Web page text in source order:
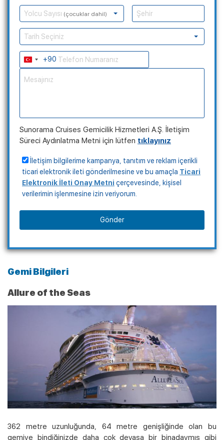
Yolcu Sayısı (çocuklar dahil)
Tarih Seçiniz
Turkey+90
Sunorama Cruises Gemicilik Hizmetleri A.Ş. İletişim
Süreci Aydınlatma Metni için lütfen tıklayınız
İletişim bilgilerime kampanya, tanıtım ve reklam içerikli
ticari elektronik ileti gönderilmesine ve bu amaçla Ticari
Elektronik İleti Onay Metni çerçevesinde, kişisel
verilerimin işlenmesine izin veriyorum.
Gönder
Gemi Bilgileri
Allure of the Seas
362 metre uzunluğunda, 64 metre genişliğinde olan bu
gemiye bindiğinizde daha çok devasa bir binadaymış gibi